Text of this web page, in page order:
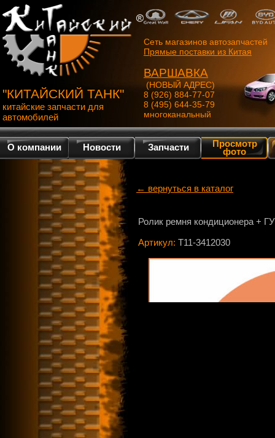
"КИТАЙСКИЙ ТАНК"
китайские запчасти для
автомобилей
Сеть магазинов автозапчастей
Прямые поставки из Китая
ВАРШАВКА
(НОВЫЙ АДРЕС)
8 (926) 884-77-07
8 (495) 644-35-79
многоканальный
О компании Новости Запчасти Просмотр
фото
← вернуться в каталог
Ролик ремня кондиционера +
Артикул: T11-3412030